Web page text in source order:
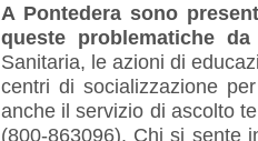
A Pontedera sono
queste problematiche
Sanitaria, le azioni di
centri di socializzazione
anche il servizio di ascolto
(800-863096). Chi si sente